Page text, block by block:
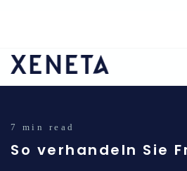
7 min read
So verhandeln Sie